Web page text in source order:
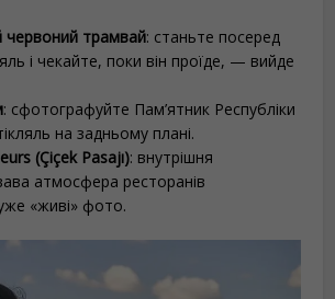
червоний трамвай: станьте посеред
і чекайте, поки він проїде, — вийде
: сфотографуйте Пам’ятник Республіки
на задньому плані.
(Çiçek Pasajı): внутрішня
атмосфера ресторанів
«живі» фото.